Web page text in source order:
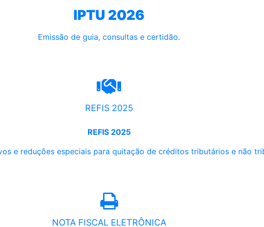
IPTU 2026
Emissão de guia, consultas e certidão.
REFIS 2025
REFIS 2025
e reduções especiais para quitação de créditos tributários e não
NOTA FISCAL ELETRÔNICA